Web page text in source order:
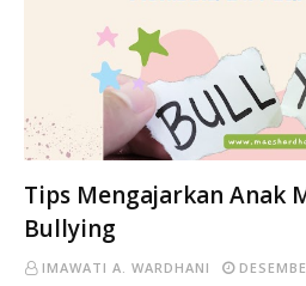
Tips Mengajarkan Anak
Bullying
IMAWATI A. WARDHANI